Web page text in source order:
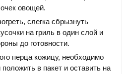
овощей.
слегка сбрызнуть
на гриль в один слой и
до готовности.
перца кожицу, необходимо
в пакет и оставить на